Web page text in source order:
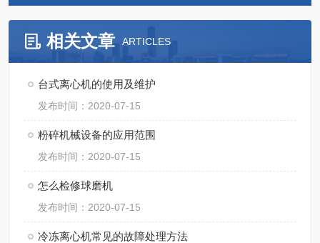
相关文章 ARTICLES
台式离心机的使用及维护
发布时间：2020-07-15
粉碎机械设备的应用范围
发布时间：2020-07-15
怎么检修球磨机
发布时间：2020-07-15
冷冻离心机常见的故障处理方法